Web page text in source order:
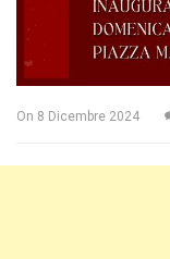
On 8 Dicembre 2024